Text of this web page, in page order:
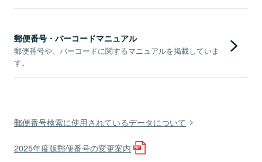
郵便番号・バーコードマニュアル
郵便番号や、バーコードに関するマニュアルを掲載していま
す。
郵便番号検索に使用されているデータについて
2025年度版郵便番号の変更案内